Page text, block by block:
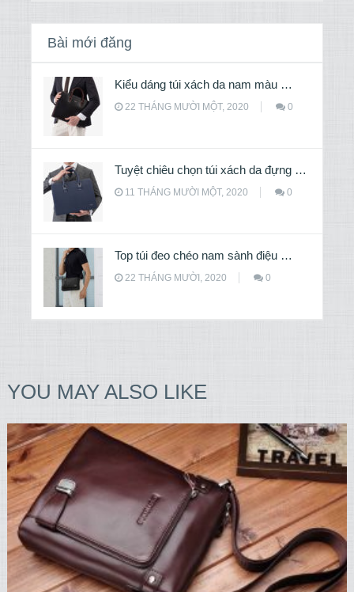
Bài mới đăng
Kiểu dáng túi xách da nam màu …
22 THÁNG MƯỜI MỘT, 2020 0
Tuyệt chiêu chọn túi xách da đựng …
11 THÁNG MƯỜI MỘT, 2020 0
Top túi đeo chéo nam sành điệu …
22 THÁNG MƯỜI, 2020 0
YOU MAY ALSO LIKE